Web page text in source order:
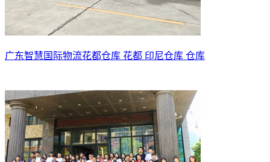
广东智慧国际物流花都仓库 花都 印尼仓库 仓库